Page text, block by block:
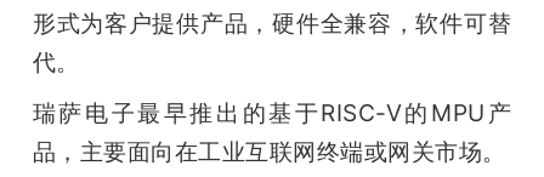
形式为客户提供产品，硬件全兼容，软件可替
代。
瑞萨电子最早推出的基于RISC-V的MPU产
品，主要面向在工业互联网终端或网关市场。